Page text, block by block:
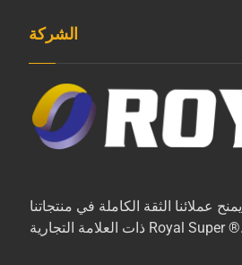
الشركة
يمنح عملائنا الثقة الكاملة في منتجاتنا
ذات العلامة التجارية Royal Super ®.